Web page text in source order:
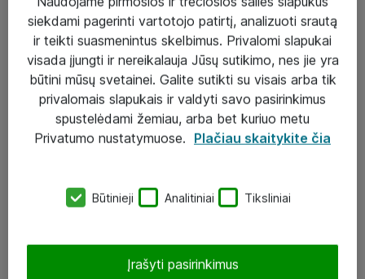
Paslaugos
Sprendimai
Įgyvendinti projektai
Atea ekspertų patarimai verslui
eShop@atea.lt
siekdami pagerinti vartotojo patirtį, analizuoti srautą
ir teikti suasmenintus skelbimus. Privalomi slapukai
visada įjungti ir nereikalauja Jūsų sutikimo, nes jie yra
būtini mūsų svetainei. Galite sutikti su visais arba tik
privalomais slapukais ir valdyti savo pasirinkimus
spustelėdami žemiau, arba bet kuriuo metu
Privatumo nustatymuose. Plačiau skaitykite čia
Būtinieji Analitiniai Tiksliniai
Įrašyti pasirinkimus